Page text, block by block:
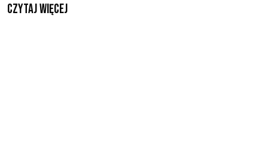
czytaj więcej